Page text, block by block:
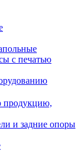
с печатью
продукцию,
и задние опоры